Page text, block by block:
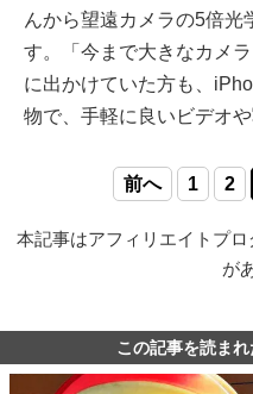
んから望遠カメラの5倍光
す。「今まで大きなカメ
に出かけていた方も、
物で、手軽に良いビデオ
前へ 1 2
本記事はアフィリエイトプ
が
この記事を読ま